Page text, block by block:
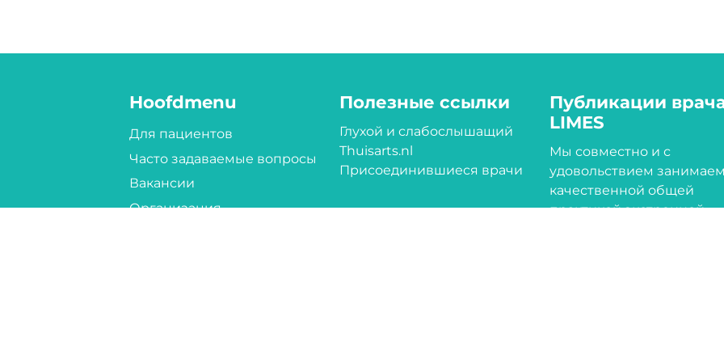
Hoofdmenu
Для пациентов
Часто задаваемые вопросы
Вакансии
Организация
Полезные ссылки
Глухой и слабослышащий
Thuisarts.nl
Присоединившиеся врачи
Публикации
LIMES
Мы совместно и с
удовольствием
качественной общей
практикой экстренной